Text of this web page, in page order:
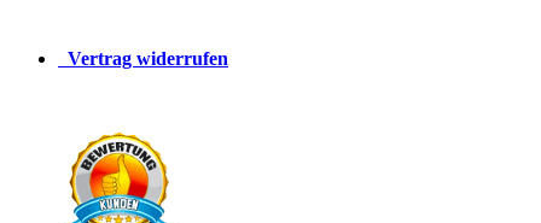
Vertrag widerrufen